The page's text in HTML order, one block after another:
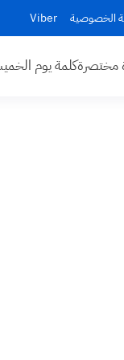
الخصوصية Viber
مختصرةكلمة يوم